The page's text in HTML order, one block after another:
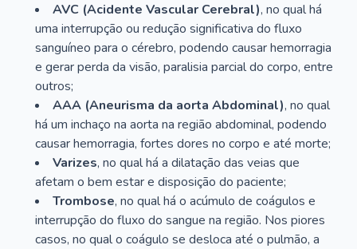
AVC (Acidente Vascular Cerebral), no qual há
uma interrupção ou redução significativa do fluxo
sanguíneo para o cérebro, podendo causar hemorragia
e gerar perda da visão, paralisia parcial do corpo, entre
outros;
AAA (Aneurisma da aorta Abdominal), no qual
há um inchaço na aorta na região abdominal, podendo
causar hemorragia, fortes dores no corpo e até morte;
Varizes, no qual há a dilatação das veias que
afetam o bem estar e disposição do paciente;
Trombose, no qual há o acúmulo de coágulos e
interrupção do fluxo do sangue na região. Nos piores
casos, no qual o coágulo se desloca até o pulmão, a